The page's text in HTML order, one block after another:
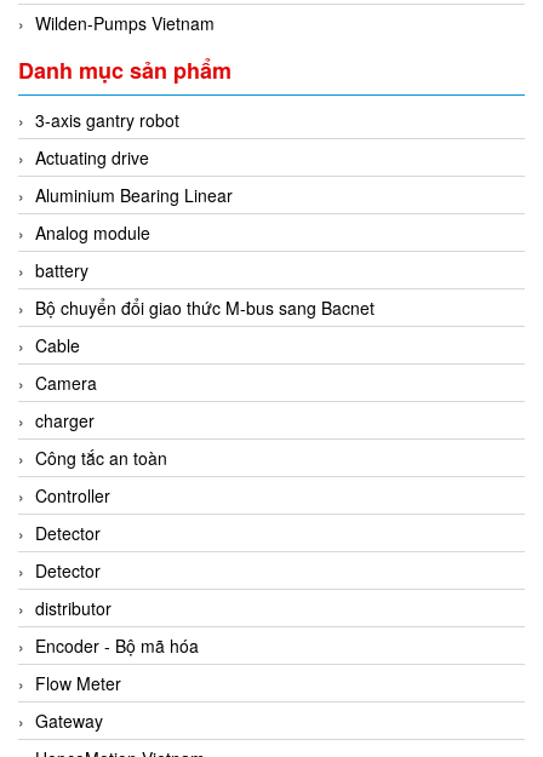
Wilden-Pumps Vietnam
Danh mục sản phẩm
3-axis gantry robot
Actuating drive
Aluminium Bearing Linear
Analog module
battery
Bộ chuyển đổi giao thức M-bus sang Bacnet
Cable
Camera
charger
Công tắc an toàn
Controller
Detector
Detector
distributor
Encoder - Bộ mã hóa
Flow Meter
Gateway